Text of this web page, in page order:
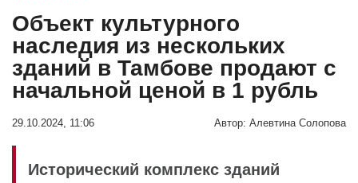
Объект культурного
наследия из нескольких
зданий в Тамбове продают с
начальной ценой в 1 рубль
29.10.2024, 11:06 Автор: Алевтина Солопова
Исторический комплекс зданий